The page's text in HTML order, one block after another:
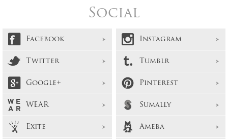
Social
Facebook
Instagram
Twitter
Tumblr
Google+
Pinterest
WEAR
Sumally
Exite
Ameba